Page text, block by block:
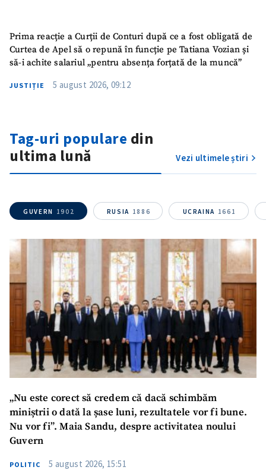
Prima reacție a Curții de Conturi după ce a fost obligată de
Curtea de Apel să o repună în funcție pe Tatiana Vozian și
să-i achite salariul „pentru absența forțată de la muncă”
JUSTIȚIE 5 august 2026, 09:12
Tag-uri populare din
ultima lună
Vezi ultimele știri
GUVERN 1902 RUSIA 1886 UCRAINA 1661
„Nu este corect să credem că dacă schimbăm
miniștrii o dată la șase luni, rezultatele vor fi bune.
Nu vor fi”. Maia Sandu, despre activitatea noului
Guvern
POLITIC 5 august 2026, 15:51
ȘTIREA MEA
Titlu știre
+ Adaugă titlu
Sursă anonimă
Nume+ Numele meu
Email+ Emailul meu
Telefon
+ Telefon personal
Am citit și sunt de
confidențialitate.
TRIMITE ȘTIREA